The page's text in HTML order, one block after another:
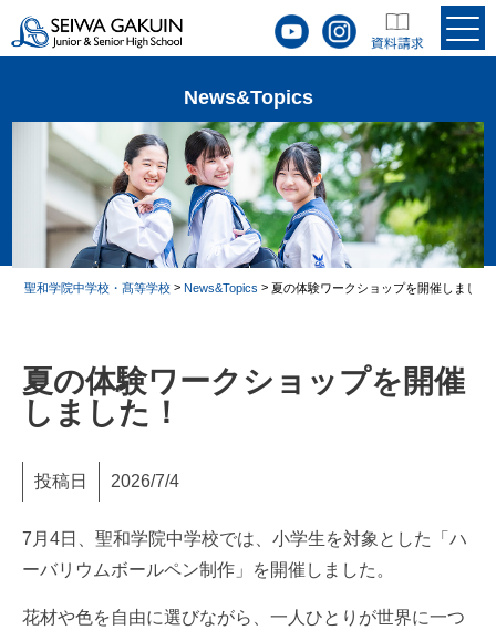
News&Topics
聖和学院中学校・髙等学校 >News&Topics >夏の体験ワークショップを開催しました
夏の体験ワークショップを開催
しました！
投稿日 2026/7/4
7月4日、聖和学院中学校では、小学生を対象とした「ハ
ーバリウムボールペン制作」を開催しました。
花材や色を自由に選びながら、一人ひとりが世界に一つ